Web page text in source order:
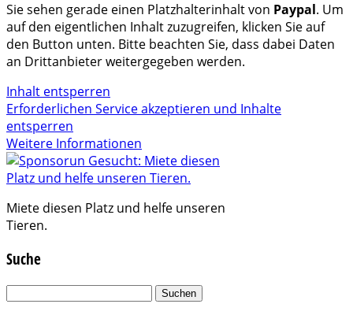
Sie sehen gerade einen Platzhalterinhalt von Paypal. Um
auf den eigentlichen Inhalt zuzugreifen, klicken Sie auf
den Button unten. Bitte beachten Sie, dass dabei Daten
an Drittanbieter weitergegeben werden.
Inhalt entsperren
Erforderlichen Service akzeptieren und Inhalte
entsperren
Weitere Informationen
Miete diesen Platz und helfe unseren
Tieren.
Suche
Suchen